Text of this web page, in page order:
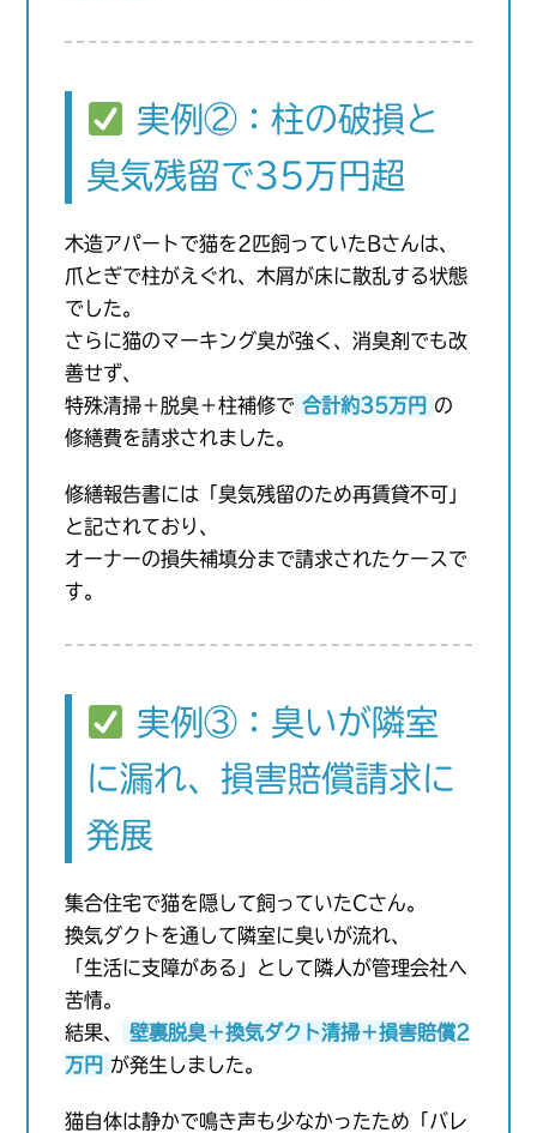
実例②：柱の破損と
臭気残留で35万円超
木造アパートで猫を2匹飼っていたBさんは、
爪とぎで柱がえぐれ、木屑が床に散乱する状態
でした。
さらに猫のマーキング臭が強く、消臭剤でも改
善せず、
特殊清掃＋脱臭＋柱補修で 合計約35万円 の
修繕費を請求されました。
修繕報告書には「臭気残留のため再賃貸不可」
と記されており、
オーナーの損失補填分まで請求されたケースで
す。
実例③：臭いが隣室
に漏れ、損害賠償請求に
発展
集合住宅で猫を隠して飼っていたCさん。
換気ダクトを通して隣室に臭いが流れ、
「生活に支障がある」として隣人が管理会社へ
苦情。
結果、
壁裏脱臭＋換気ダクト清掃＋損害賠償2
万円 が発生しました。
猫自体は静かで鳴き声も少なかったため「バレ